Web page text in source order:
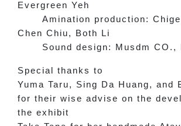
Evergreen Yeh
Amination production:
Chen Chiu, Both Li
Sound design: Musdm CO.,
Special thanks to
Yuma Taru, Sing Da Huang, and
for their wise advise on the
the exhibit